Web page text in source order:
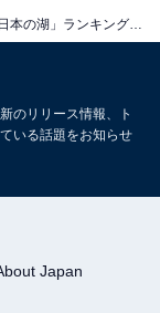
のリリース情報、ト
いる話題をお知らせ
Japan